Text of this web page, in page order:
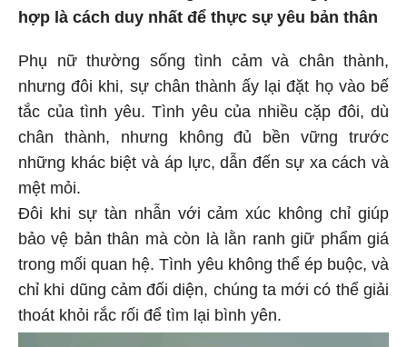
hợp là cách duy nhất để thực sự yêu bản thân
Phụ nữ thường sống tình cảm và chân thành,
nhưng đôi khi, sự chân thành ấy lại đặt họ vào bế
tắc của tình yêu. Tình yêu của nhiều cặp đôi, dù
chân thành, nhưng không đủ bền vững trước
những khác biệt và áp lực, dẫn đến sự xa cách và
mệt mỏi.
Đôi khi sự tàn nhẫn với cảm xúc không chỉ giúp
bảo vệ bản thân mà còn là lằn ranh giữ phẩm giá
trong mối quan hệ. Tình yêu không thể ép buộc, và
chỉ khi dũng cảm đối diện, chúng ta mới có thể giải
thoát khỏi rắc rối để tìm lại bình yên.